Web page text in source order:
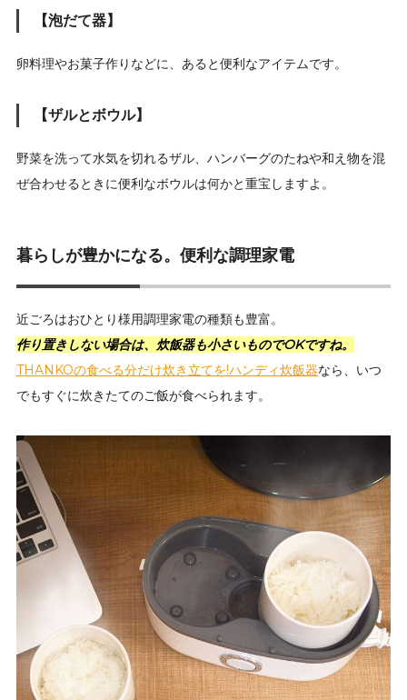
【泡だて器】
卵料理やお菓子作りなどに、あると便利なアイテムです。
【ザルとボウル】
野菜を洗って水気を切れるザル、ハンバーグのたねや和え物を混
ぜ合わせるときに便利なボウルは何かと重宝しますよ。
暮らしが豊かになる。便利な調理家電
近ごろはおひとり様用調理家電の種類も豊富。
作り置きしない場合は、炊飯器も小さいものでOKですね。
THANKOの食べる分だけ炊き立てを!ハンディ炊飯器なら、いつ
でもすぐに炊きたてのご飯が食べられます。